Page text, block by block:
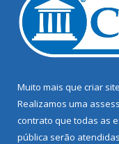
Muito mais que criar site
Realizamos uma
contrato que todas as
pública serão